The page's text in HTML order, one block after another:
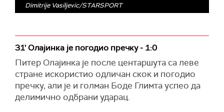
Dimitrije Vasiljevic/STARSPORT
31' Олајинка је погодио пречку - 1:0
Питер Олајинка је после центаршута са леве
стране искористио одличан скок и погодио
пречку, али је и голман Боде Глимта успео да
делимично одбрани ударац.